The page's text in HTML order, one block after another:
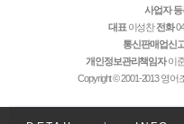
사업자 등
대표이성찬 전화
통신판매업신
개인정보관리책임자이
Copyright © 2001-2013 영어